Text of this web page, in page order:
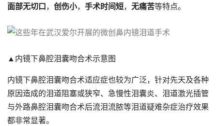
面部无切口， 创伤小， 手术时间短， 无痛苦等特点。
▲内镜下鼻腔泪囊吻合术示意图
内镜下鼻腔泪囊吻合术适应症也较为广泛，针对先天及各种
原因造成的泪道阻塞或狭窄、急慢性泪囊炎、泪道激光插管
与外路鼻腔泪囊吻合术后流泪流脓等泪道疑难杂症治疗效果
都非常显著。